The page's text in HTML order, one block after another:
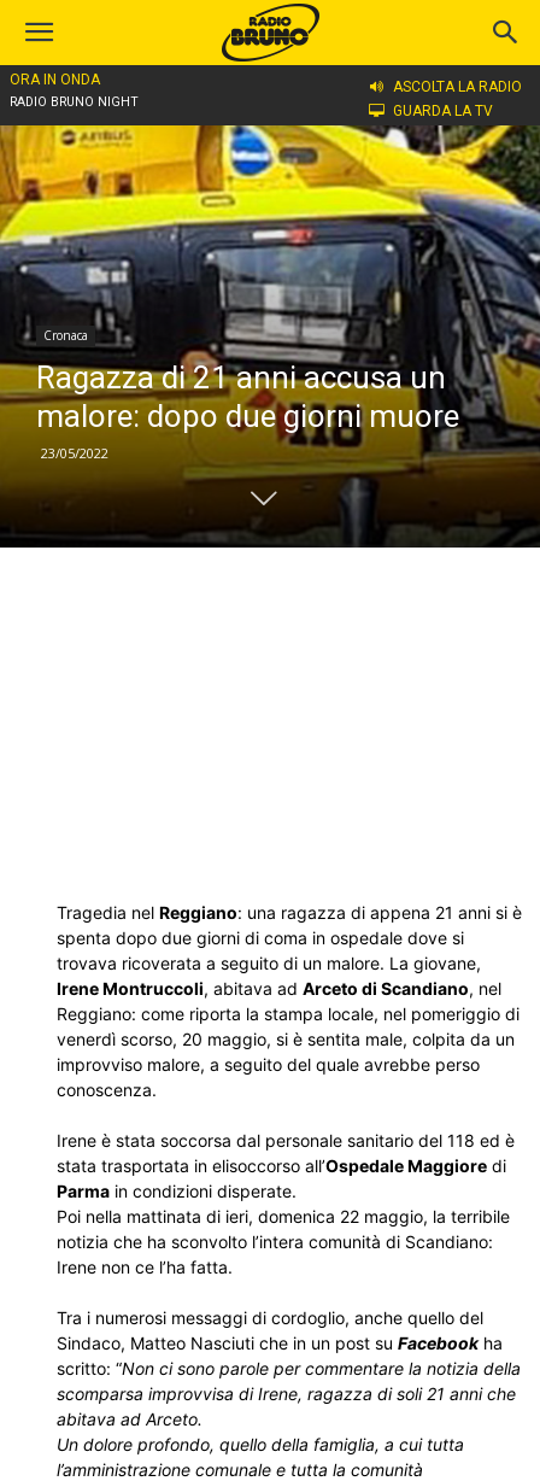
ORA IN ONDA
RADIO BRUNO NIGHT
ASCOLTA LA RADIO
GUARDA LA TV
Home
Cronaca
Ragazza di 21 anni accusa un
malore: dopo due giorni muore
23/05/2022
Tragedia nel Reggiano: una ragazza di appena 21 anni si è
spenta dopo due giorni di coma in ospedale dove si
trovava ricoverata a seguito di un malore. La giovane,
Irene Montruccoli, abitava ad Arceto di Scandiano, nel
Reggiano: come riporta la stampa locale, nel pomeriggio di
venerdì scorso, 20 maggio, si è sentita male, colpita da un
improvviso malore, a seguito del quale avrebbe perso
conoscenza.
Irene è stata soccorsa dal personale sanitario del 118 ed è
stata trasportata in elisoccorso all’Ospedale Maggiore di
Parma in condizioni disperate.
Poi nella mattinata di ieri, domenica 22 maggio, la terribile
notizia che ha sconvolto l’intera comunità di Scandiano:
Irene non ce l’ha fatta.
Tra i numerosi messaggi di cordoglio, anche quello del
Sindaco, Matteo Nasciuti che in un post su Facebookha
scritto: “Non ci sono parole per commentare la notizia della
scomparsa improvvisa di Irene, ragazza di soli 21 anni che
abitava ad Arceto.
Un dolore profondo, quello della famiglia, a cui tutta
l’amministrazione comunale e tutta la comunità